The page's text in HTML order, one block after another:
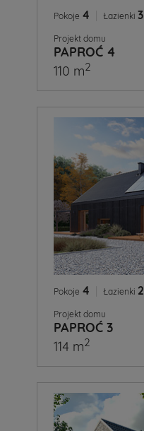
Pokoje 4 Łazienki 3
Projekt domu
PAPROĆ 4
110 m2
Pokoje 4 Łazienki 2
Projekt domu
PAPROĆ 3
114 m2